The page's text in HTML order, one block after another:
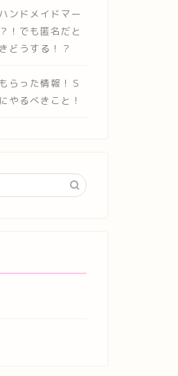
ンドメイドマー
！でも匿名だと
どうする！？
らった情報！Ｓ
やるべきこと！